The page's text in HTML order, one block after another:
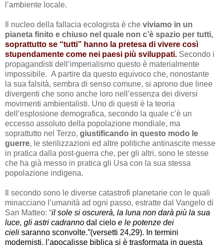
l’ambiente locale.
Il nucleo della fallacia ecologista è che viviamo in un
pianeta finito e chiuso nel quale non c’è spazio per tutti,
soprattutto se “tutti” hanno la pretesa di vivere così
stupendamente come nei paesi più sviluppati. Secondo i
propagandisti dell’imperialismo questo è materialmente
impossibile. A partire da questo equivoco che, nonostante
la sua falsità, sembra di senso comune, si aprono due linee
divergenti che sono anche loro nell’essenza dei diversi
movimenti ambientalisti. Uno di questi è la teoria
dell’esplosione demografica, secondo la quale c’è un
eccesso assoluto della popolazione mondiale, ma
soprattutto nel Terzo, giustificando in questo modo le
guerre, le sterilizzazioni ed altre politiche antinascite messe
in pratica dalla post-guerra che, per gli altri, sono le stesse
che ha già messo in pratica gli Usa con la sua stessa
popolazione indigena.
Il secondo sono le diverse catastrofi planetarie con le quali
minacciano l’umanità ad ogni passo, estratte dal Vangelo di
San Matteo: “il sole si oscurerà, la luna non darà più la sua
luce, gli astri cadranno dal cielo e le potenze dei
cieli saranno sconvolte.”(versetti 24,29). In termini
modernisti, l’apocalisse biblica si è trasformata in questa